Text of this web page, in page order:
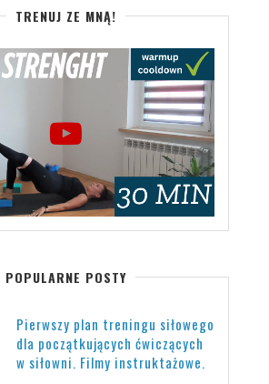
TRENUJ ZE MNĄ!
POPULARNE POSTY
Pierwszy plan treningu siłowego
dla początkujących ćwiczących
w siłowni. Filmy instruktażowe.